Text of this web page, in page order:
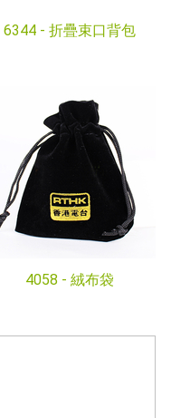
6344 - 折疊束口背包
4058 - 絨布袋